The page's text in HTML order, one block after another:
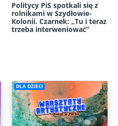
Politycy PiS spotkali się z
rolnikami w Szydłowie-
Kolonii. Czarnek: „Tu i teraz
trzeba interweniować”
DLA DZIECI